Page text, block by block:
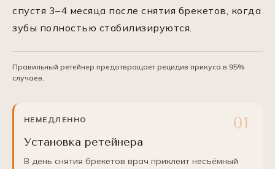
спустя 3–4 месяца после снятия брекетов, когда
зубы полностью стабилизируются.
Правильный ретейнер предотвращает рецидив прикуса в 95%
случаев.
НЕМЕДЛЕННО
Установка ретейнера
В день снятия брекетов врач приклеит несъёмный